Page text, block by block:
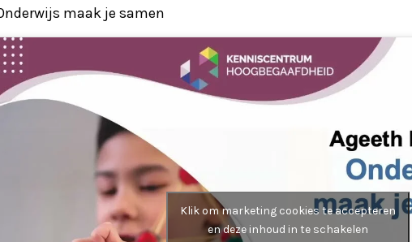
maak je samen
Klik om marketing cookies te accepteren
en deze inhoud in te schakelen